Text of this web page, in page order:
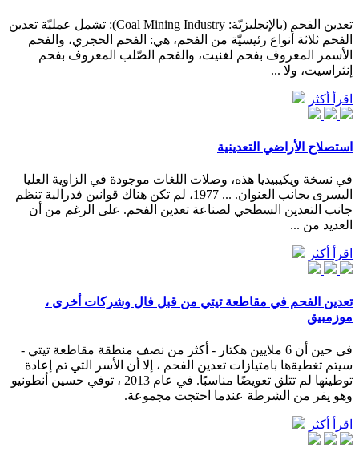
تعدين الفحم (بالإنجليزيّة: Coal Mining Industry): تشمل عمليّة تعدين
الفحم ثلاثة أنواع رئيسيّة من الفحم، هي: الفحم الحجري، والفحم
الأسمر المعروف بفحم لغنيت، والفحم الصّلب المعروف بفحم
إنثراسيت، ولا ...
اقرأ أكثر
استصلاح الأراضي التعدينية
في نسخة ويكيبيديا هذه، وصلات اللغات موجودة في الزاوية العليا
اليسرى بجانب العنوان. ... 1977، لم تكن هناك قوانين فدرالية تنظم
جانب التعدين السطحي لصناعة تعدين الفحم. على الرغم من أن
العديد من ...
اقرأ أكثر
تعدين الفحم في مقاطعة تيتي من قبل فال وشركات أخرى ،
موزمبيق
في حين أن 6 ملايين هكتار - أكثر من نصف منطقة مقاطعة تيتي -
سيتم تغطيةها بامتيازات تعدين الفحم ، إلا أن الأسر التي تم إعادة
توطينها لم تتلق تعويضًا مناسبًا. في عام 2013 ، توفي حسين أنطونيو
وهو يفر من الشرطة عندما احتجت مجموعة.
اقرأ أكثر